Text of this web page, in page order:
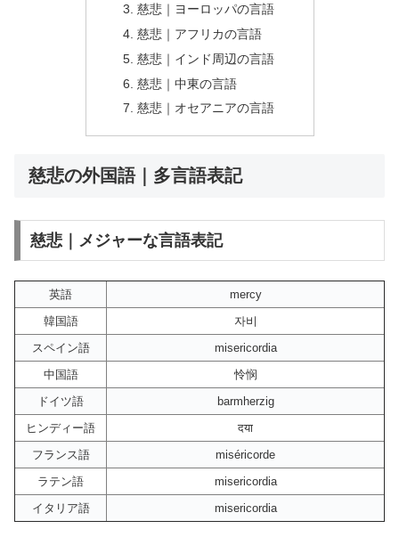
慈悲｜ヨーロッパの言語
慈悲｜アフリカの言語
慈悲｜インド周辺の言語
慈悲｜中東の言語
慈悲｜オセアニアの言語
慈悲の外国語｜多言語表記
慈悲｜メジャーな言語表記
英語
mercy
韓国語
자비
スペイン語
misericordia
中国語
怜悯
ドイツ語
barmherzig
ヒンディー語
दया
フランス語
miséricorde
ラテン語
misericordia
イタリア語
misericordia